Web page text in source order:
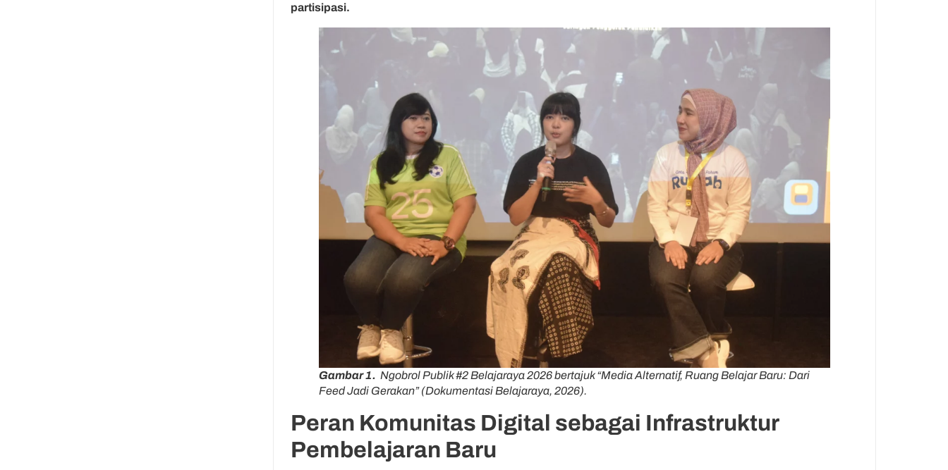
partisipasi.
Gambar 1. Ngobrol Publik #2 Belajaraya 2026 bertajuk “Media Alternatif, Ruang Belajar Baru: Dari
Feed Jadi Gerakan” (Dokumentasi Belajaraya, 2026).
Peran Komunitas Digital sebagai Infrastruktur
Pembelajaran Baru